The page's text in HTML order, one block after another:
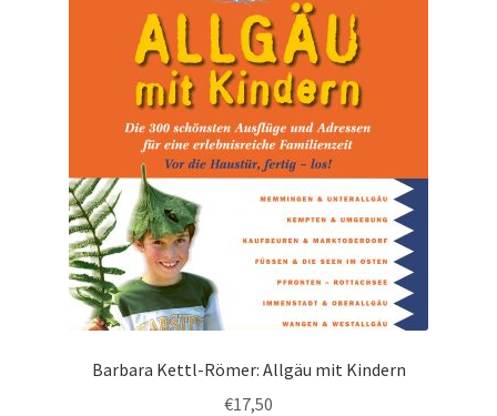
Barbara Kettl-Römer: Allgäu mit Kindern
€17,50